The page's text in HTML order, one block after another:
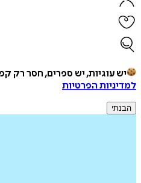
יש עוגיות, יש ספרים, חסר רק
למדיניות הפרטיות
הבנתי